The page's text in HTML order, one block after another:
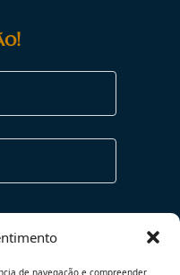
de navegação e compreender